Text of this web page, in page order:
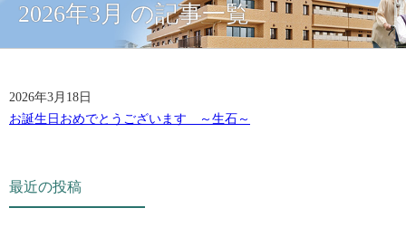
2026年3月 の記事一覧
2026年3月18日
お誕生日おめでとうございます ～生石～
最近の投稿